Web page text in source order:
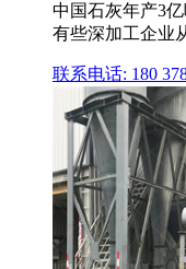
中国石灰年产3
有些深加工企业
联系电话: 180